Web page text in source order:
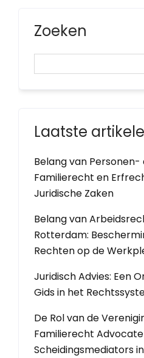
Zoeken
Laatste
Belang van Personen-
Familierecht en
Juridische Zaken
Belang van
Rotterdam:
Rechten op de
Juridisch Advies: Een
Gids in het
De Rol van de
Familierecht
Scheidingsmediators in